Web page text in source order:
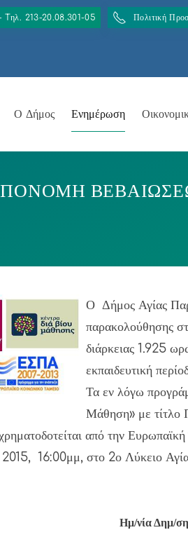
Tηλ. 213-20.08.301-05 Πολιτική
Ο Δήμος Ενημέρωση
Ο Δήμος Αγίας
παρακολούθησης
διάρκειας 1.925
εκπαιδευτική
Τα εν λόγω
Μάθηση» με τίτλο
από την
16:00μμ, στο 2ο Λύκειο
Ημ/νία Δημ/